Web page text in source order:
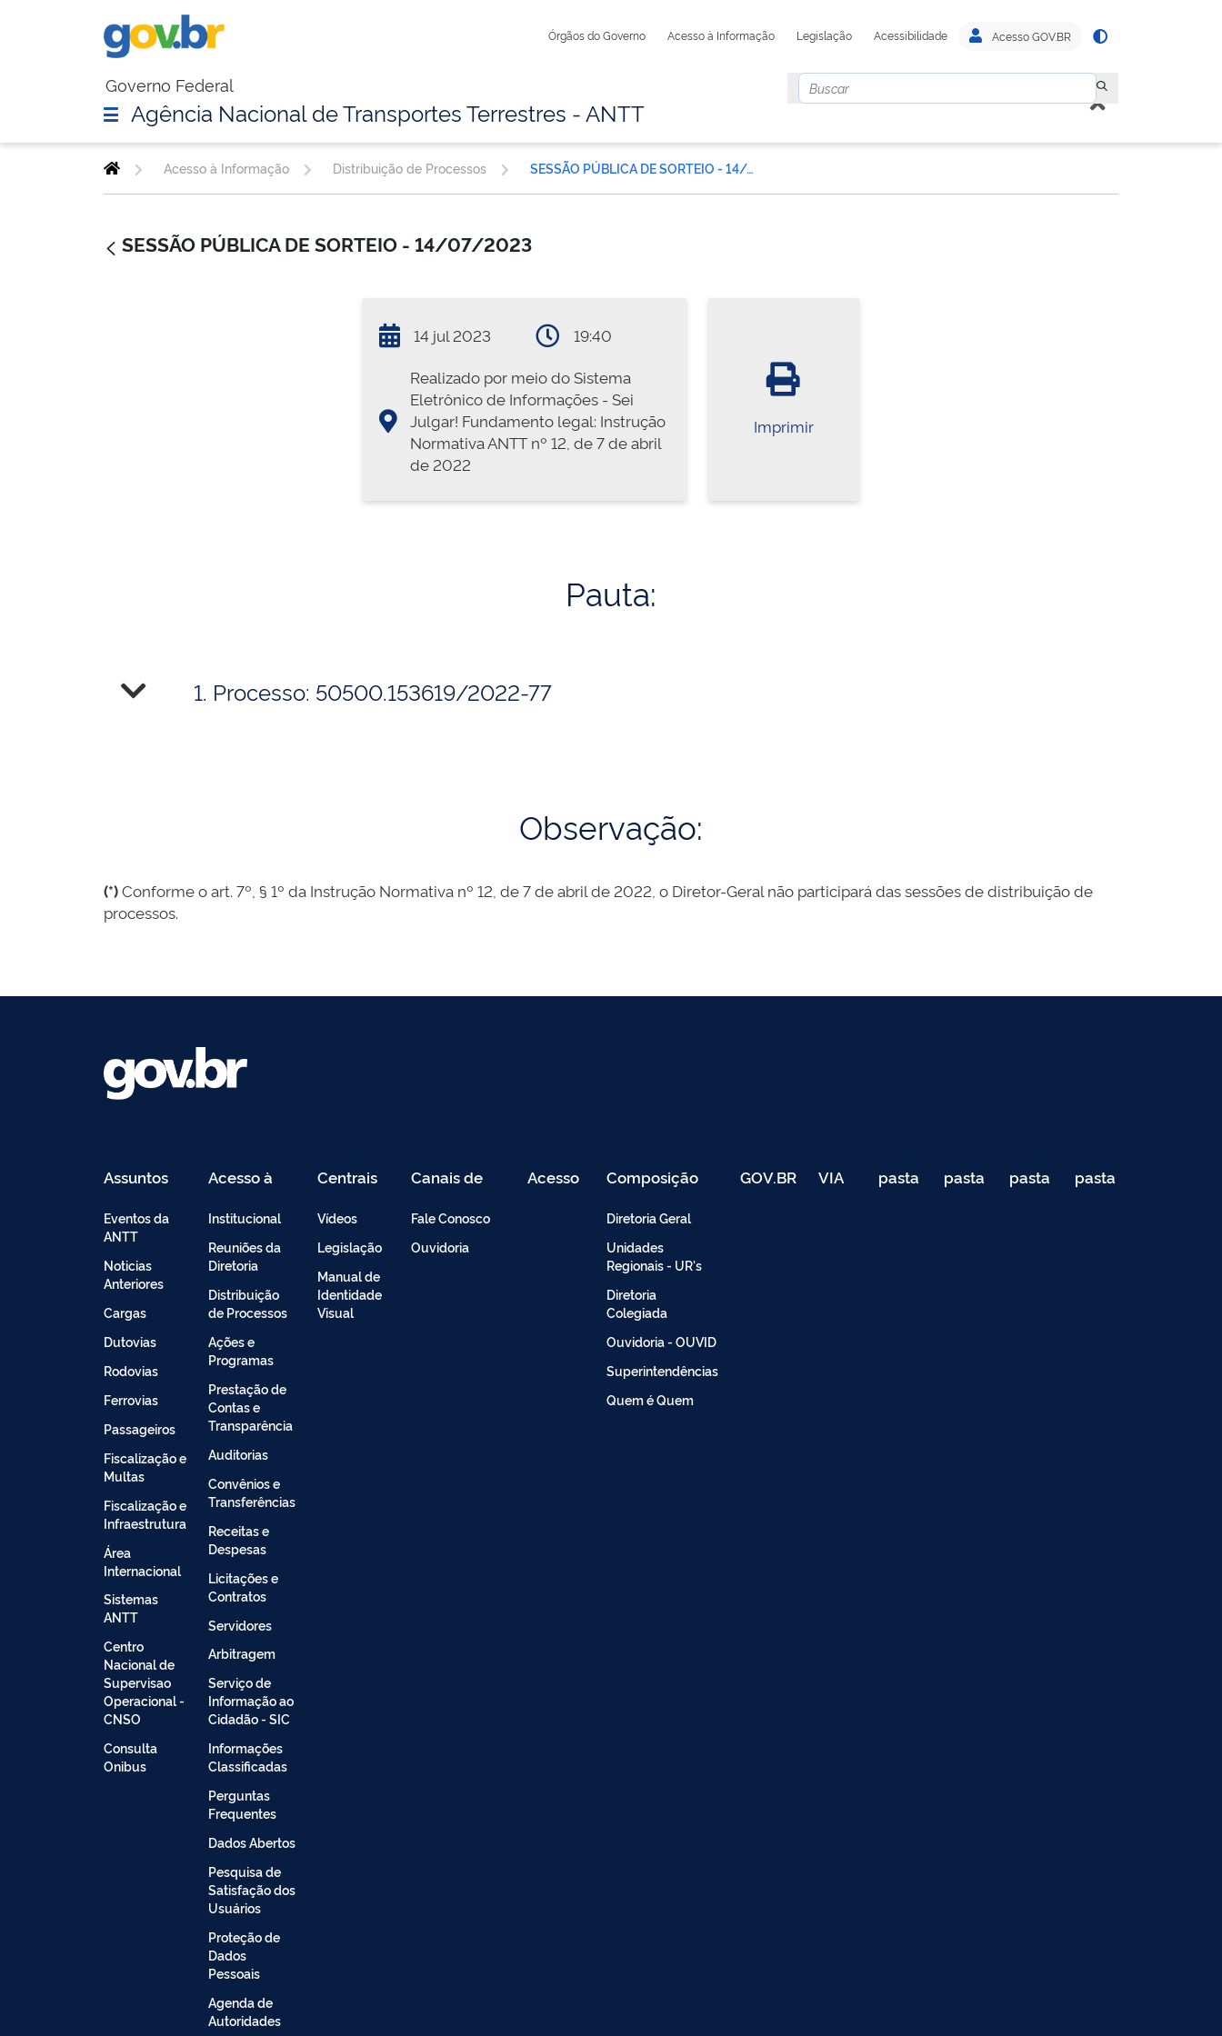
Órgãos do Governo Acesso à Informação Legislação Acessibilidade Acesso GOV.BR
Governo Federal
Agência Nacional de Transportes Terrestres - ANTT
Acesso à Informação Distribuição de Processos SESSÃO PÚBLICA DE SORTEIO - 14/07/2023
SESSÃO PÚBLICA DE SORTEIO - 14/07/2023
14 jul 2023
19:40
Realizado por meio do Sistema
Eletrônico de Informações - Sei
Julgar! Fundamento legal: Instrução
Normativa ANTT nº 12, de 7 de abril
de 2022
Imprimir
Pauta:
1. Processo: 50500.153619/2022-77
Observação:
(*)Conforme o art. 7º, § 1º da Instrução Normativa nº 12, de 7 de abril de 2022, o Diretor-Geral não participará das sessões de distribuição de
processos.
Assuntos
Eventos da
ANTT
Noticias
Anteriores
Cargas
Dutovias
Rodovias
Ferrovias
Passageiros
Fiscalização e
Multas
Fiscalização e
Infraestrutura
Área
Internacional
Sistemas
ANTT
Centro
Nacional de
Supervisao
Operacional -
CNSO
Consulta
Onibus
Acesso à
Institucional
Reuniões da
Diretoria
Distribuição
de Processos
Ações e
Programas
Prestação de
Contas e
Transparência
Auditorias
Convênios e
Transferências
Receitas e
Despesas
Licitações e
Contratos
Servidores
Arbitragem
Serviço de
Informação ao
Cidadão - SIC
Informações
Classificadas
Perguntas
Frequentes
Dados Abertos
Pesquisa de
Satisfação dos
Usuários
Proteção de
Dados
Pessoais
Agenda de
Autoridades
Centrais
Vídeos
Legislação
Manual de
Identidade
Visual
Canais de
Fale Conosco
Ouvidoria
Acesso Composição
Diretoria Geral
Unidades
Regionais - UR's
Diretoria
Colegiada
Ouvidoria - OUVID
Superintendências
Quem é Quem
GOV.BR VIA pasta
de
pasta
de
pasta
de
pasta
de